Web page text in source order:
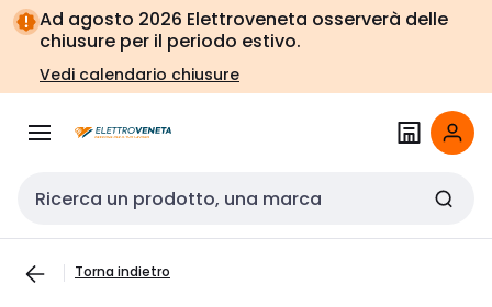
Vai alla
navigazione
Vai
alla
pagina
Ad agosto 2026 Elettroveneta osserverà delle
chiusure per il periodo estivo.
Vedi calendario chiusure
Cerca input
Torna indietro